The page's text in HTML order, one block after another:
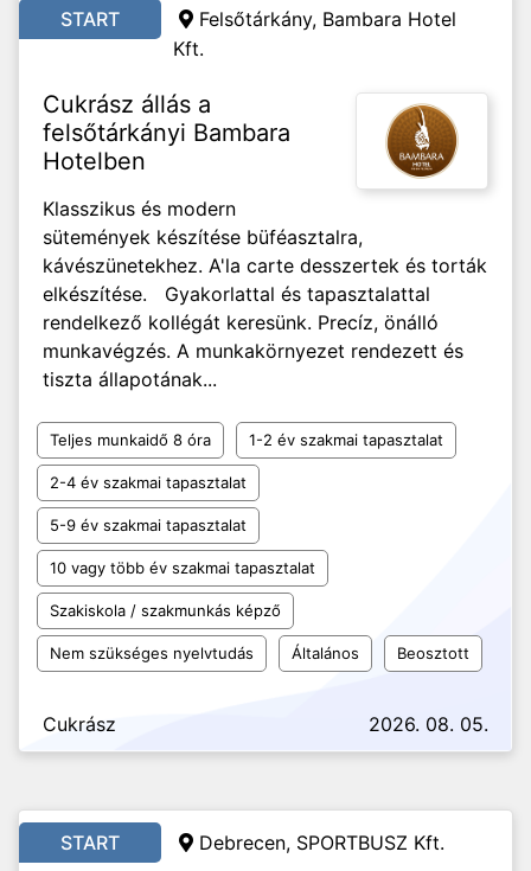
START
Felsőtárkány, Bambara Hotel
Kft.
Cukrász állás a
felsőtárkányi Bambara
Hotelben
Klasszikus és modern
sütemények készítése büféasztalra,
kávészünetekhez. A'la carte desszertek és torták
elkészítése. Gyakorlattal és tapasztalattal
rendelkező kollégát keresünk. Precíz, önálló
munkavégzés. A munkakörnyezet rendezett és
tiszta állapotának...
Teljes munkaidő 8 óra 1-2 év szakmai tapasztalat
2-4 év szakmai tapasztalat
5-9 év szakmai tapasztalat
10 vagy több év szakmai tapasztalat
Szakiskola / szakmunkás képző
Nem szükséges nyelvtudás Általános Beosztott
Cukrász 2026. 08. 05.
START Debrecen, SPORTBUSZ Kft.